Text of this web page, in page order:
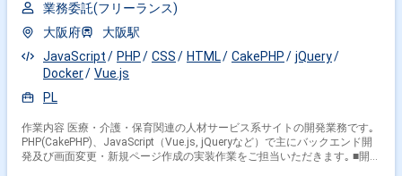
業務委託(フリーランス)
大阪府
大阪駅
JavaScript
PHP CSS HTML CakePHP
jQuery
Docker
Vue.js
PL
作業内容 医療・介護・保育関連の人材サービス系サイトの開発業務です｡
PHP(CakePHP)、JavaScript（Vue.js, jQueryなど）で主にバックエンド開
発及び画面変更・新規ページ作成の実装作業をご担当いただきます｡ ■開発